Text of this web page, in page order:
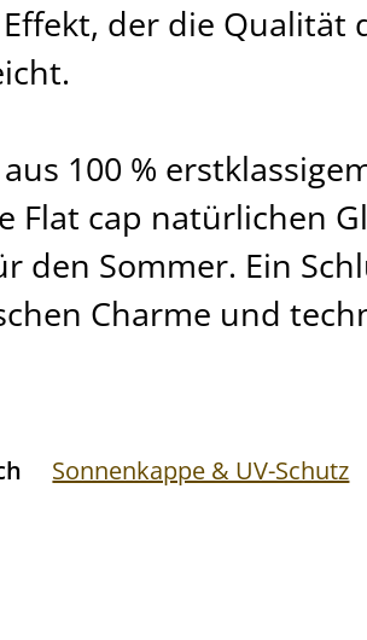
der die Qualität
100 %
Flat cap natürlichen
den Sommer. Ein
Charme und
Sonnenkappe & UV-Schutz